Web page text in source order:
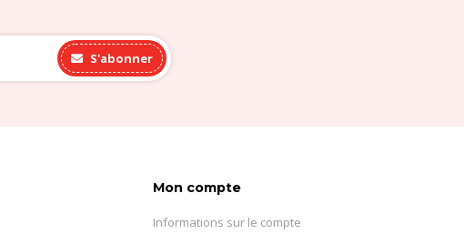
S'abonner
Mon compte
Informations sur le compte